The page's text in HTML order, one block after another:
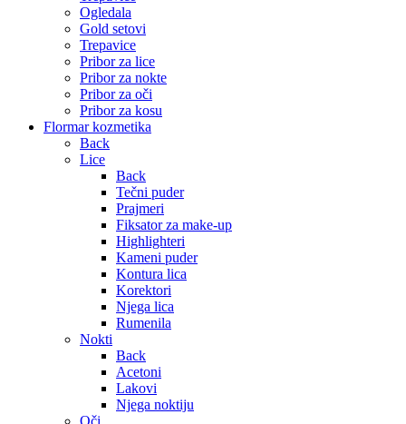
Ogledala
Gold setovi
Trepavice
Pribor za lice
Pribor za nokte
Pribor za oči
Pribor za kosu
Flormar kozmetika
Back
Lice
Back
Tečni puder
Prajmeri
Fiksator za make-up
Highlighteri
Kameni puder
Kontura lica
Korektori
Njega lica
Rumenila
Nokti
Back
Acetoni
Lakovi
Njega noktiju